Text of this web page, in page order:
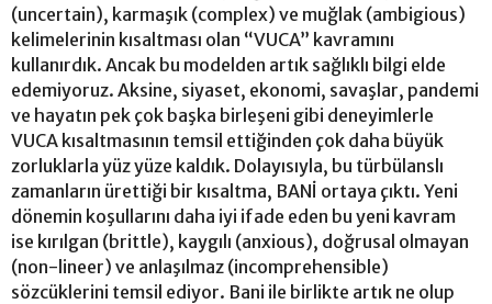
(uncertain), karmaşık (complex) ve muğlak (ambigious)
kelimelerinin kısaltması olan “VUCA” kavramını
kullanırdık. Ancak bu modelden artık sağlıklı bilgi elde
edemiyoruz. Aksine, siyaset, ekonomi, savaşlar, pandemi
ve hayatın pek çok başka birleşeni gibi deneyimlerle
VUCA kısaltmasının temsil ettiğinden çok daha büyük
zorluklarla yüz yüze kaldık. Dolayısıyla, bu türbülanslı
zamanların ürettiği bir kısaltma, BANİ ortaya çıktı. Yeni
dönemin koşullarını daha iyi ifade eden bu yeni kavram
ise kırılgan (brittle), kaygılı (anxious), doğrusal olmayan
(non-lineer) ve anlaşılmaz (incomprehensible)
sözcüklerini temsil ediyor. Bani ile birlikte artık ne olup